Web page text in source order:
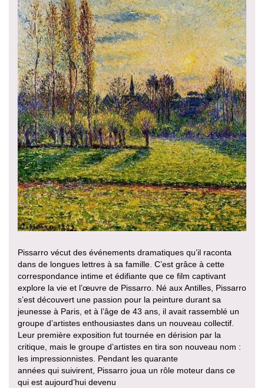
Pissarro vécut des événements dramatiques qu’il raconta
dans de longues lettres à sa famille. C’est grâce à cette
correspondance intime et édifiante que ce film captivant
explore la vie et l’œuvre de Pissarro. Né aux Antilles, Pissarro
s’est découvert une passion pour la peinture durant sa
jeunesse à Paris, et à l’âge de 43 ans, il avait rassemblé un
groupe d’artistes enthousiastes dans un nouveau collectif.
Leur première exposition fut tournée en dérision par la
critique, mais le groupe d’artistes en tira son nouveau nom :
les impressionnistes. Pendant les quarante
années qui suivirent, Pissarro joua un rôle moteur dans ce
qui est aujourd’hui devenu